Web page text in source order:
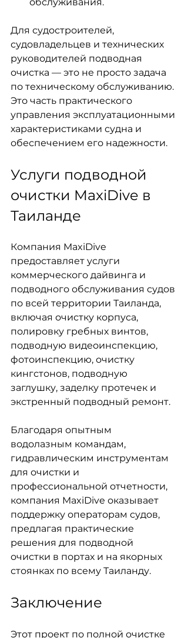
Для судостроителей,
судовладельцев и технических
руководителей подводная
очистка — это не просто задача
по техническому обслуживанию.
Это часть практического
управления эксплуатационными
характеристиками судна и
обеспечением его надежности.
Услуги подводной
очистки MaxiDive в
Таиланде
Компания MaxiDive
предоставляет услуги
коммерческого дайвинга и
подводного обслуживания судов
по всей территории Таиланда,
включая очистку корпуса,
полировку гребных винтов,
подводную видеоинспекцию,
фотоинспекцию, очистку
кингстонов, подводную
заглушку, заделку протечек и
экстренный подводный ремонт.
Благодаря опытным
водолазным командам,
гидравлическим инструментам
для очистки и
профессиональной отчетности,
компания MaxiDive оказывает
поддержку операторам судов,
предлагая практические
решения для подводной
очистки в портах и на якорных
стоянках по всему Таиланду.
Заключение
Этот проект по полной очистке